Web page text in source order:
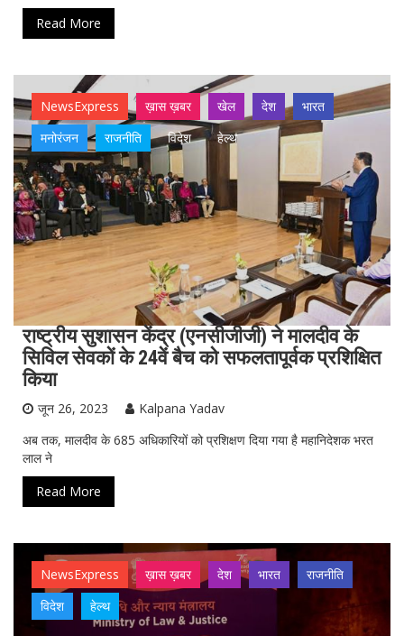
Read More
NewsExpress ख़ास ख़बर खेल देश
भारत
मनोरंजन
राजनीति विदेश हेल्थ
राष्ट्रीय सुशासन केंद्र (एनसीजीजी) ने मालदीव के
सिविल सेवकों के 24वें बैच को सफलतापूर्वक प्रशिक्षित
किया
जून 26, 2023
Kalpana Yadav
अब तक, मालदीव के 685 अधिकारियों को प्रशिक्षण दिया गया है महानिदेशक भरत
लाल ने
Read More
NewsExpress ख़ास ख़बर देश भारत
राजनीति
विदेश
हेल्थ